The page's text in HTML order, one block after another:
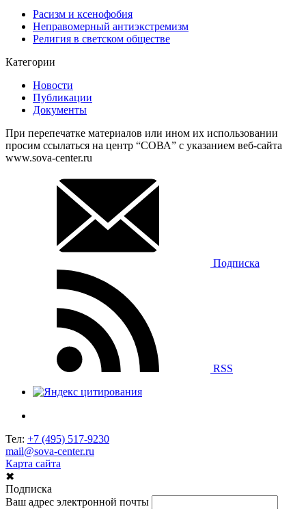
Расизм и ксенофобия
Неправомерный антиэкстремизм
Религия в светском обществе
Категории
Новости
Публикации
Документы
При перепечатке материалов или ином их использовании
просим ссылаться на центр “СОВА” с указанием веб-сайта
www.sova-center.ru
Подписка
RSS
Тел: +7 (495) 517-9230
mail@sova-center.ru
Карта сайта
✖
Подписка
Ваш адрес электронной почты